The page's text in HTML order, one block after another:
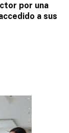
por una
a sus